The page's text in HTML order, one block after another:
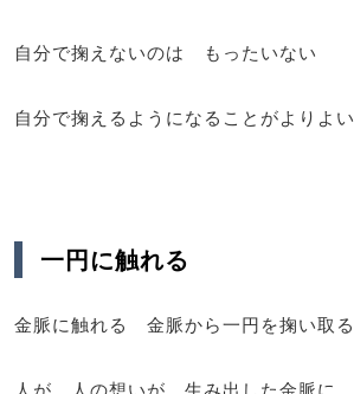
自分で掬えないのは もったいない
自分で掬えるようになることがよりよい
一円に触れる
金脈に触れる 金脈から一円を掬い取る
人が 人の想いが 生み出した金脈に